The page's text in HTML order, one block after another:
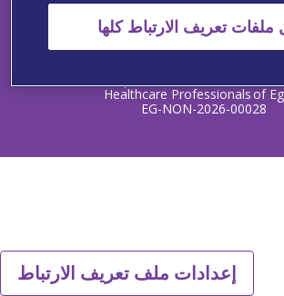
Privacy Policy
Terms and Conditions
Copyright © 2025 Viatris Egypt SAE. All
Healthcare Professionals of
EG-NON-2026-00028
إعدادات ملف تعريف الارتباط
ملفات تعريف الارتباط كلها